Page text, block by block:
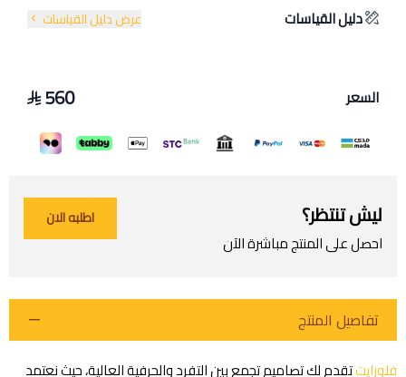
دليل القياسات عرض دليل القياسات
السعر 560
ليش تنتظر؟
احصل على المنتج مباشرة الآن
اطلبه الان
تفاصيل المنتج
فلورايتتقدم لك تصاميم تجمع بين التفرد والحرفية العالية، حيث نعتمد